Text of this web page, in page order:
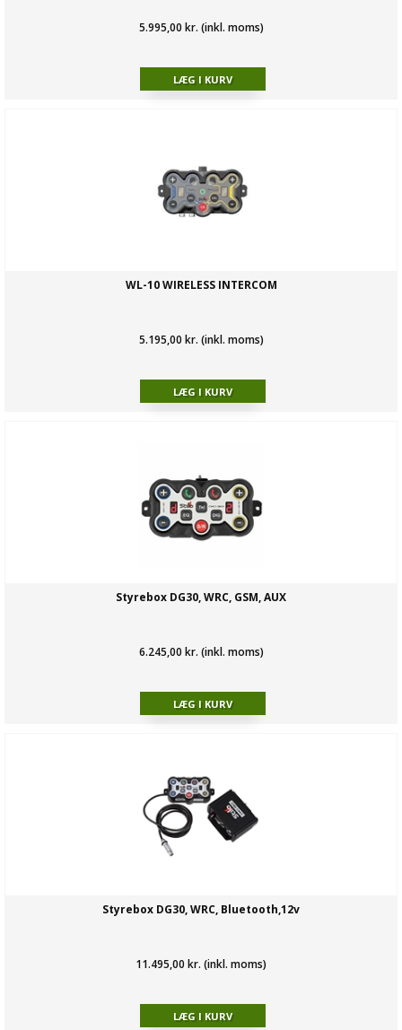
5.995,00 kr. (inkl. moms)
WL-10 WIRELESS INTERCOM
5.195,00 kr. (inkl. moms)
Styrebox DG30, WRC, GSM, AUX
6.245,00 kr. (inkl. moms)
Styrebox DG30, WRC, Bluetooth,12v
11.495,00 kr. (inkl. moms)